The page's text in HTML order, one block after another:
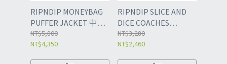
RIPNDIP MONEYBAG
PUFFER JACKET 中指
猫 鋪棉外套
NT$5,800
NT$4,350
RIPNDIP SLICE AND
DICE COACHES
JACKET 中指猫 教練
外套
NT$3,280
NT$2,460